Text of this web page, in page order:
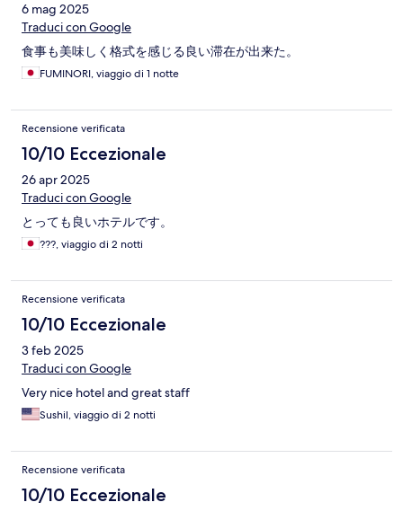
6 mag 2025
Traduci con Google
食事も美味しく格式を感じる良い滞在が出来た。
FUMINORI, viaggio di 1 notte
Recensione verificata
10/10 Eccezionale
26 apr 2025
Traduci con Google
とっても良いホテルです。
???, viaggio di 2 notti
Recensione verificata
10/10 Eccezionale
3 feb 2025
Traduci con Google
Very nice hotel and great staff
Sushil, viaggio di 2 notti
Recensione verificata
10/10 Eccezionale